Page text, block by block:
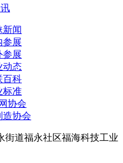
新闻
参展
参展
动态
百科
标准
协会
造协会
街道福永社区福海科技工业